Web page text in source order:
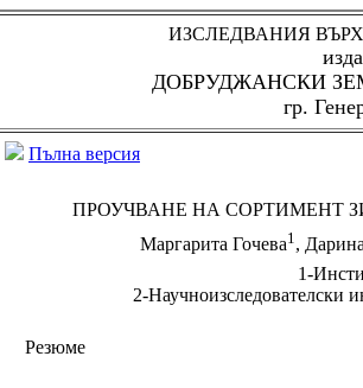
ИЗСЛЕДВАНИЯ
ДОБРУДЖАНСКИ
гр.
Пълна версия
ПРОУЧВАНЕ НА СОРТИМЕНТ
Маргарита Гочева1,
1-
2-Научноизследователски
Резюме